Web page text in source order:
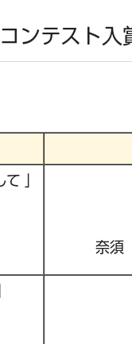
ンテスト入
」
奈須